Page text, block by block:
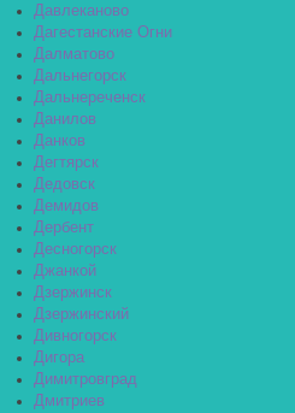
Давлеканово
Дагестанские Огни
Далматово
Дальнегорск
Дальнереченск
Данилов
Данков
Дегтярск
Дедовск
Демидов
Дербент
Десногорск
Джанкой
Дзержинск
Дзержинский
Дивногорск
Дигора
Димитровград
Дмитриев